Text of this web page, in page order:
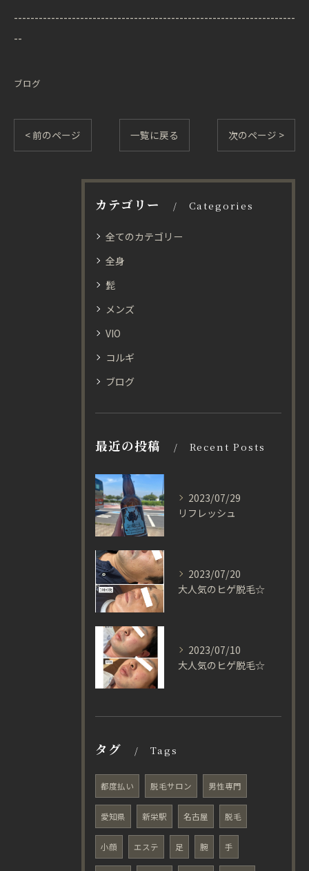
--------------------------------------------------------------------
--
ブログ
< 前のページ 一覧に戻る 次のページ >
カテゴリー Categories
全てのカテゴリー
全身
髭
メンズ
VIO
コルギ
ブログ
最近の投稿 Recent Posts
2023/07/29
リフレッシュ
2023/07/20
大人気のヒゲ脱毛☆
2023/07/10
大人気のヒゲ脱毛☆
タグ Tags
都度払い 脱毛サロン 男性専門
愛知県 新栄駅 名古屋 脱毛
小顔 エステ 足 腕 手